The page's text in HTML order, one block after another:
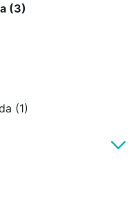
Rehabilitación y fisioterapia (3)
Residencia o piso de acogida (1)